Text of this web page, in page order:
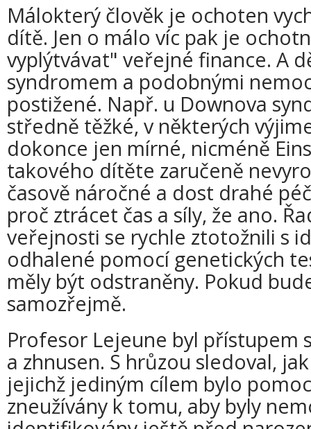
Málokterý člověk je ochoten
dítě. Jen o málo víc pak je
vyplýtvávat" veřejné finance. A
syndromem a podobnými
postižené. Např. u Downova
středně těžké, v některých
dokonce jen mírné, nicméně
takového dítěte zaručeně
časově náročné a dost drahé
proč ztrácet čas a síly, že ano.
veřejnosti se rychle ztotožnili s
odhalené pomocí genetických
měly být odstraněny. Pokud
samozřejmě.
Profesor Lejeune byl přístupem
a zhnusen. S hrůzou sledoval,
jejichž jediným cílem bylo
zneužívány k tomu, aby byly